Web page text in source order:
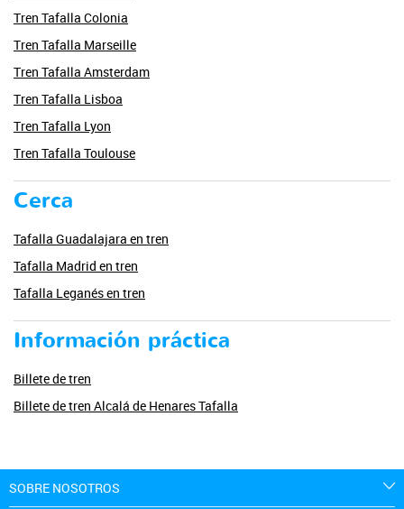
Tren Tafalla Colonia
Tren Tafalla Marseille
Tren Tafalla Amsterdam
Tren Tafalla Lisboa
Tren Tafalla Lyon
Tren Tafalla Toulouse
Cerca
Tafalla Guadalajara en tren
Tafalla Madrid en tren
Tafalla Leganés en tren
Información práctica
Billete de tren
Billete de tren Alcalá de Henares Tafalla
SOBRE NOSOTROS